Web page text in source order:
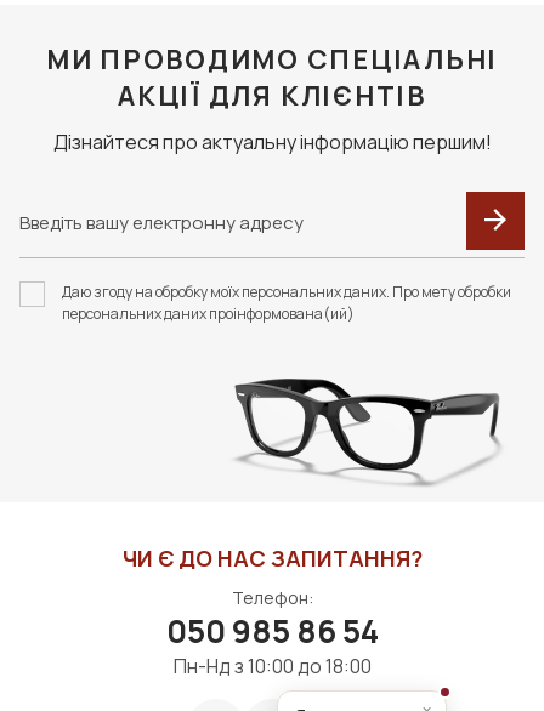
МИ ПРОВОДИМО СПЕЦІАЛЬНІ
АКЦІЇ ДЛЯ КЛІЄНТІВ
Дізнайтеся про актуальну інформацію першим!
Даю згоду на обробку моїх персональних даних. Про мету обробки
персональних даних проінформована(ий)
ЧИ Є ДО НАС ЗАПИТАННЯ?
Телефон:
050 985 86 54
Пн-Нд з 10:00 до 18:00